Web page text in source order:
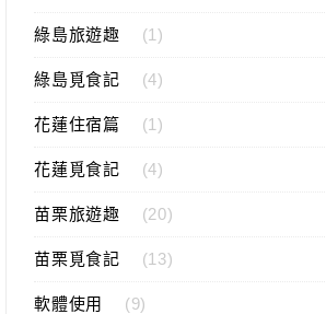
綠島旅遊趣 (1)
綠島覓食記 (4)
花蓮住宿篇 (1)
花蓮覓食記 (4)
苗栗旅遊趣 (20)
苗栗覓食記 (13)
軟體使用 (9)